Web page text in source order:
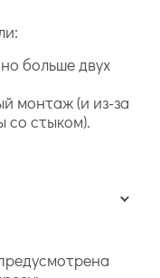
больше двух
монтаж (и из-за
со стыком).